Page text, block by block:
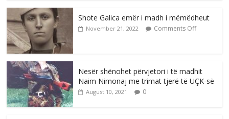
Shote Galica emër i madh i mëmëdheut
November 21, 2022 Comments Off
Nesër shënohet përvjetori i të madhit
Naim Nimonaj me trimat tjerë të UÇK-së
August 10, 2021 0